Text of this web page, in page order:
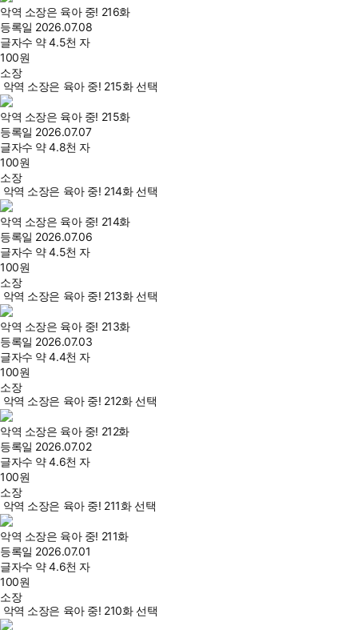
악역 소장은 육아 중! 216화
등록일 2026.07.08
글자수 약 4.5천 자
100원
소장
악역 소장은 육아 중! 215화 선택
악역 소장은 육아 중! 215화
등록일 2026.07.07
글자수 약 4.8천 자
100원
소장
악역 소장은 육아 중! 214화 선택
악역 소장은 육아 중! 214화
등록일 2026.07.06
글자수 약 4.5천 자
100원
소장
악역 소장은 육아 중! 213화 선택
악역 소장은 육아 중! 213화
등록일 2026.07.03
글자수 약 4.4천 자
100원
소장
악역 소장은 육아 중! 212화 선택
악역 소장은 육아 중! 212화
등록일 2026.07.02
글자수 약 4.6천 자
100원
소장
악역 소장은 육아 중! 211화 선택
악역 소장은 육아 중! 211화
등록일 2026.07.01
글자수 약 4.6천 자
100원
소장
악역 소장은 육아 중! 210화 선택